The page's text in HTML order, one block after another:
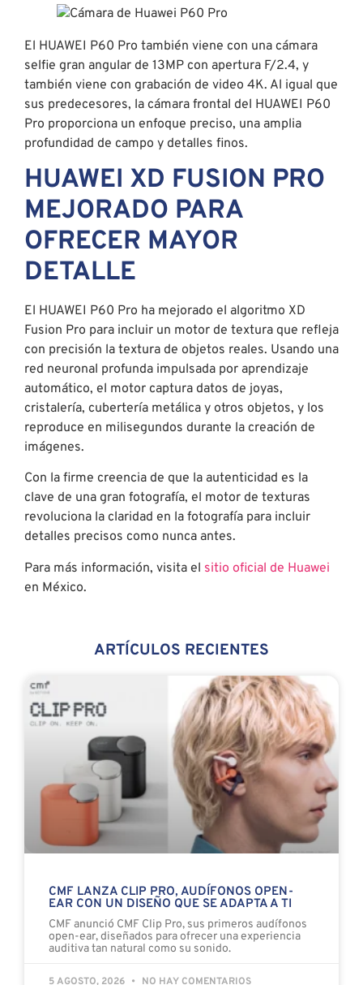
El HUAWEI P60 Pro también viene con una cámara
selfie gran angular de 13MP con apertura F/2.4, y
también viene con grabación de video 4K. Al igual que
sus predecesores, la cámara frontal del HUAWEI P60
Pro proporciona un enfoque preciso, una amplia
profundidad de campo y detalles finos.
HUAWEI XD FUSION PRO
MEJORADO PARA
OFRECER MAYOR
DETALLE
El HUAWEI P60 Pro ha mejorado el algoritmo XD
Fusion Pro para incluir un motor de textura que refleja
con precisión la textura de objetos reales. Usando una
red neuronal profunda impulsada por aprendizaje
automático, el motor captura datos de joyas,
cristalería, cubertería metálica y otros objetos, y los
reproduce en milisegundos durante la creación de
imágenes.
Con la firme creencia de que la autenticidad es la
clave de una gran fotografía, el motor de texturas
revoluciona la claridad en la fotografía para incluir
detalles precisos como nunca antes.
Para más información, visita el sitio oficial de Huawei
en México.
ARTÍCULOS RECIENTES
CMF LANZA CLIP PRO, AUDÍFONOS OPEN-
EAR CON UN DISEÑO QUE SE ADAPTA A TI
CMF anunció CMF Clip Pro, sus primeros audífonos
open-ear, diseñados para ofrecer una experiencia
auditiva tan natural como su sonido.
5 AGOSTO, 2026 NO HAY COMENTARIOS